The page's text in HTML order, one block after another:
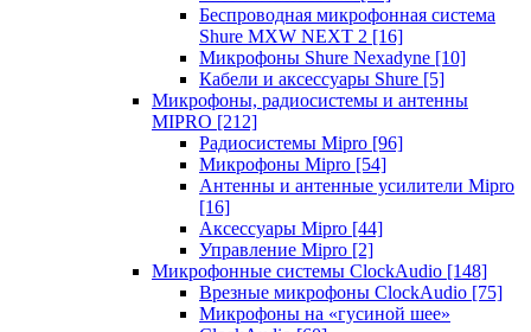
Беспроводная микрофонная система
Shure MXW NEXT 2 [16]
Микрофоны Shure Nexadyne [10]
Кабели и аксессуары Shure [5]
Микрофоны, радиосистемы и антенны
MIPRO [212]
Радиосистемы Mipro [96]
Микрофоны Mipro [54]
Антенны и антенные усилители Mipro
[16]
Аксессуары Mipro [44]
Управление Mipro [2]
Микрофонные системы ClockAudio [148]
Врезные микрофоны ClockAudio [75]
Микрофоны на «гусиной шее»